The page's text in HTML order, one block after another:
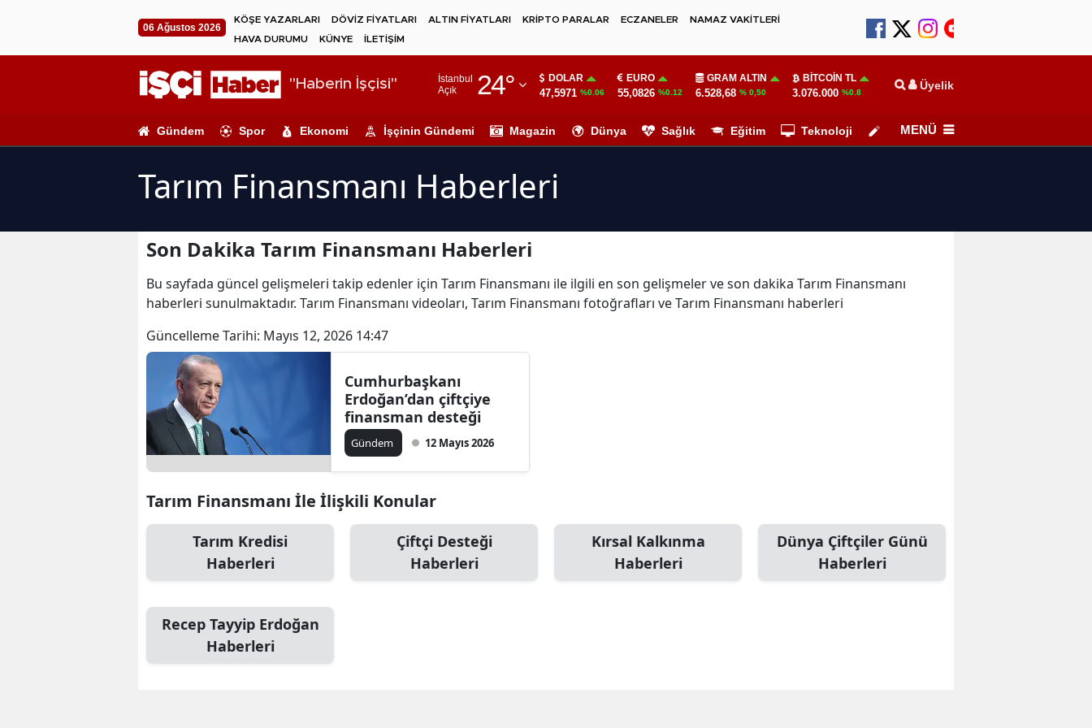
06 Ağustos 2026
KÖŞE YAZARLARI DÖVİZ FİYATLARI ALTIN FİYATLARI KRİPTO PARALAR ECZANELER
NAMAZ VAKİTLERİ
HAVA DURUMU
KÜNYE İLETİŞİM
"Haberin İşçisi"
İstanbul
Açık
24°
Adıyaman
Ağrı
Amasya
Antalya
Artvin
Aydın
Balıkesir
Bilecik
Bingöl
Bitlis
Bursa
Çanakkale
DOLAR
47,5971 %0.06
EURO
55,0826 %0.12
GRAM ALTIN
6.528,68 % 0,50
BITCOIN TL
3.076.000 %0.8 Üyelik
Gündem Spor Ekonomi İşçinin Gündemi Magazin Dünya Sağlık Eğitim Teknoloji Köşe Yazarları
MENÜ
Tarım Finansmanı Haberleri
Son Dakika Tarım Finansmanı Haberleri
Bu sayfada güncel gelişmeleri takip edenler için Tarım Finansmanı ile ilgili en son gelişmeler ve son dakika Tarım Finansmanı
haberleri sunulmaktadır. Tarım Finansmanı videoları, Tarım Finansmanı fotoğrafları ve Tarım Finansmanı haberleri
Güncelleme Tarihi: Mayıs 12, 2026 14:47
Cumhurbaşkanı
Erdoğan’dan çiftçiye
finansman desteği
Gündem 12 Mayıs 2026
Tarım Finansmanı İle İlişkili Konular
Tarım Kredisi
Haberleri
Çiftçi Desteği
Haberleri
Kırsal Kalkınma
Haberleri
Dünya Çiftçiler Günü
Haberleri
Recep Tayyip Erdoğan
Haberleri